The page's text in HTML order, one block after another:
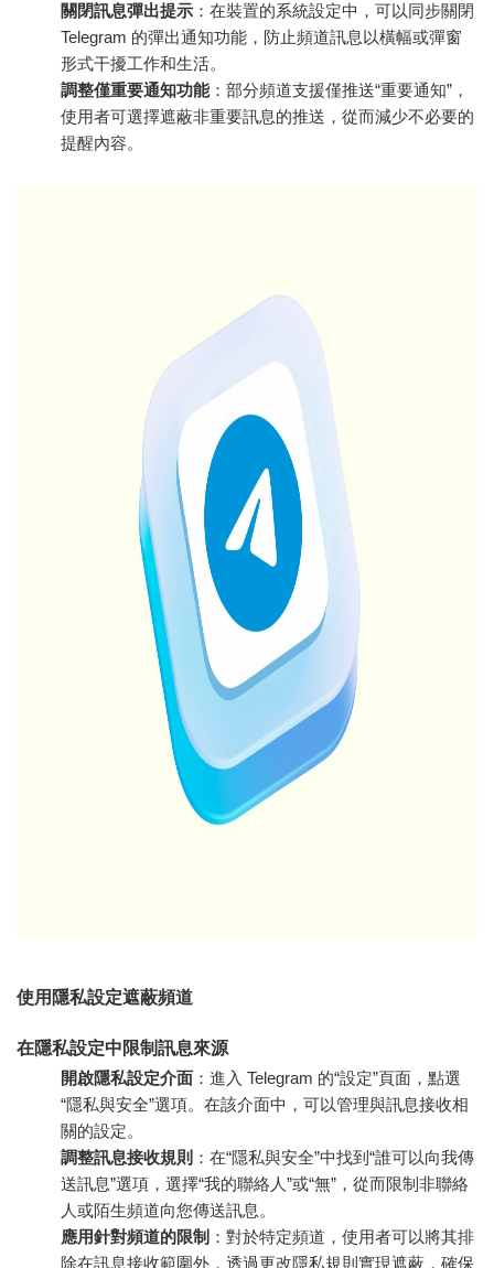
關閉訊息彈出提示 ：在裝置的系統設定中，可以同步關閉
Telegram 的彈出通知功能，防止頻道訊息以橫幅或彈窗
形式干擾工作和生活。
調整僅重要通知功能：部分頻道支援僅推送“重要通知”，
使用者可選擇遮蔽非重要訊息的推送，從而減少不必要的
提醒內容。
使用隱私設定遮蔽頻道
在隱私設定中限制訊息來源
開啟隱私設定介面 ：進入 Telegram 的“設定”頁面，點選
“隱私與安全”選項。在該介面中，可以管理與訊息接收相
關的設定。
調整訊息接收規則 ：在“隱私與安全”中找到“誰可以向我傳
送訊息”選項，選擇“我的聯絡人”或“無”，從而限制非聯絡
人或陌生頻道向您傳送訊息。
應用針對頻道的限制 ：對於特定頻道，使用者可以將其排
除在訊息接收範圍外，透過更改隱私規則實現遮蔽，確保